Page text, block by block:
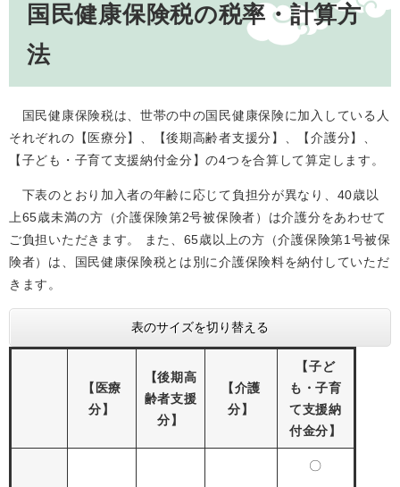
国民健康保険税の税率・計算方
法
国民健康保険税は、世帯の中の国民健康保険に加入している人
それぞれの【医療分】、【後期高齢者支援分】、【介護分】、
【子ども・子育て支援納付金分】の4つを合算して算定します。
下表のとおり加入者の年齢に応じて負担分が異なり、40歳以
上65歳未満の方（介護保険第2号被保険者）は介護分をあわせて
ご負担いただきます。 また、65歳以上の方（介護保険第1号被保
険者）は、国民健康保険税とは別に介護保険料を納付していただ
きます。
表のサイズを切り替える
【医療
分】
【後期高
齢者支援
分】
【介護
分】
【子ど
も・子育
て支援納
付金分】
〇